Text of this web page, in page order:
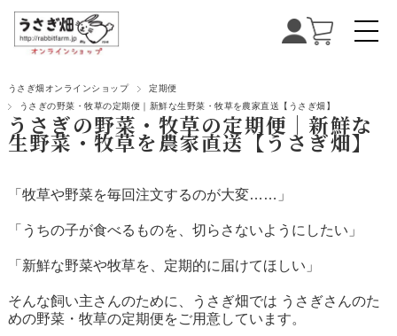
うさぎ畑オンラインショップ
定期便
うさぎの野菜・牧草の定期便｜新鮮な生野菜・牧草を農家直送【うさぎ畑】
うさぎの野菜・牧草の定期便｜新鮮な
生野菜・牧草を農家直送【うさぎ畑】
「牧草や野菜を毎回注文するのが大変……」
「うちの子が食べるものを、切らさないようにしたい」
「新鮮な野菜や牧草を、定期的に届けてほしい」
そんな飼い主さんのために、うさぎ畑では うさぎさんのた
めの野菜・牧草の定期便をご用意しています。